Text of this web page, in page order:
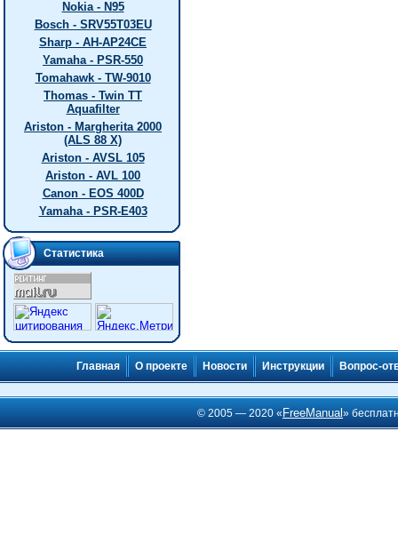
Nokia - N95
Bosch - SRV55T03EU
Sharp - AH-AP24CE
Yamaha - PSR-550
Tomahawk - TW-9010
Thomas - Twin TT
Aquafilter
Ariston - Margherita 2000
(ALS 88 X)
Ariston - AVSL 105
Ariston - AVL 100
Canon - EOS 400D
Yamaha - PSR-E403
Статистика
Главная О проекте Новости Инструкции Вопрос-
© 2005 — 2020 « FreeManual»